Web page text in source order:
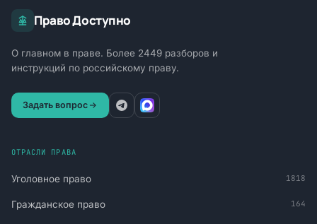
Право Доступно
О главном в праве. Более 2449 разборов и
инструкций по российскому праву.
Задать вопрос
ОТРАСЛИ ПРАВА
Уголовное право 1818
Гражданское право 164